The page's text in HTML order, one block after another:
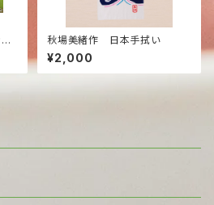
秋場美緒作 日本手拭い
¥2,000